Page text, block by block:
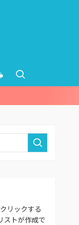
リックする
ストが作成で